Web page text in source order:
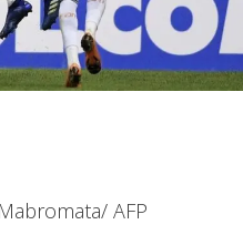
AFP